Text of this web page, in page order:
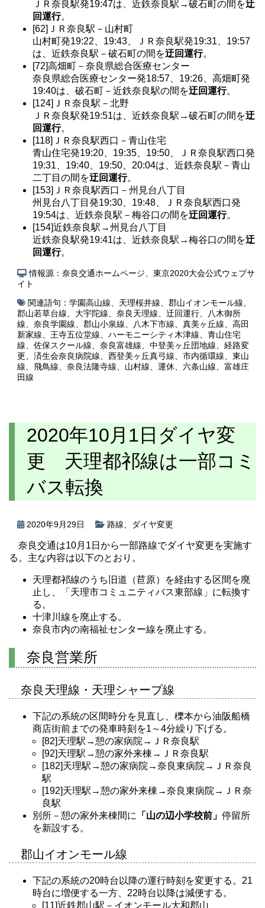
ＪＲ奈良駅発19:47は、近鉄奈良駅→破石町の間を迂
回運行。
[62]ＪＲ奈良駅－山村町
山村町発19:22、19:43、ＪＲ奈良駅発19:31、19:57
は、近鉄奈良駅－破石町の間を迂回運行。
[72]高畑町－奈良県総合医療センター
奈良県総合医療センター発18:57、19:26、高畑町発
19:40は、破石町－近鉄奈良駅の間を迂回運行。
[124]ＪＲ奈良駅－北野
ＪＲ奈良駅発19:51は、近鉄奈良駅→破石町の間を迂
回運行。
[118]ＪＲ奈良駅西口－青山住宅
青山住宅発19:20、19:35、19:50、ＪＲ奈良駅西口発
19:31、19:40、19:50、20:04は、近鉄奈良駅－青山
二丁目の間を迂回運行。
[153]ＪＲ奈良駅西口－州見台八丁目
州見台八丁目発19:30、19:48、ＪＲ奈良駅西口発
19:54は、近鉄奈良駅－梅谷口の間を迂回運行。
[154]近鉄奈良駅→州見台八丁目
近鉄奈良駅発19:41は、近鉄奈良駅→梅谷口の間を迂
回運行。
情報源：奈良交通ホームページ、東京2020大会公式ウェブサ
イト
関連語句： 学園高山線 天理桜井線 郡山イオンモール線
郡山若草台線
大宇陀線 奈良天理線 迂回運行
八木御所
線
奈良学園線 郡山小泉線 八木下市線 真美ヶ丘線
高田
新家線
王寺五位堂線 ハーモニーシティ木津線
青山住宅
線
佐保スクール線 奈良富雄線 中登美ヶ丘団地線
経路変
更
済生会奈良病院線 西登美ヶ丘真弓線 市内循環線
東山
線
飛鳥線 奈良法隆寺線 山村線 運休 六条山線
富雄庄
田線
2020年10月1日ダイヤ変
更 天理都祁線は一部コミ
バス転換
2020年9月29日 路線 ダイヤ変更
奈良交通は10月1日から一部路線でダイヤ変更を実施す
る。主な内容は以下のとおり。
天理都祁線のうち旧道（苣原）を経由する区間を廃
止し、「天理市コミュニティバス東部線」に転換す
る。
十津川線を廃止する。
奈良市内の南福祉センター線を廃止する。
奈良営業所
奈良天理線・天理シャープ線
下記の系統の区間時分を見直し、櫟本から油阪船橋
商店街前までの発車時刻を1～4分繰り下げる。
[82]天理駅→憩の家病院→ＪＲ奈良駅
[92]天理駅→憩の家外来棟→ＪＲ奈良駅
[182]天理駅→憩の家病院→奈良東病院→ＪＲ奈良
駅
[192]天理駅→憩の家外来棟→奈良東病院→ＪＲ奈
良駅
別所－憩の家外来棟間に
「山の辺小学校前」 停留所
を新設する。
郡山イオンモール線
下記の系統の20時台以降の運行時刻を変更する。21
時台に増便する一方、22時台以降は減便する。
[11]近鉄郡山駅－イオンモール大和郡山